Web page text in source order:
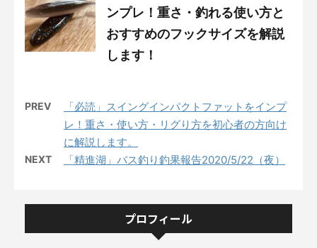
ンプレ！重さ・釣れる使い方と
おすすめのフックサイズを解説
します！
PREV
「必読」スイングインパクトファットをインプ
レ！重さ・使い方・リグり方を初心者の方向け
に解説します。
NEXT 「精進湖」バス釣り釣果報告2020/5/22（夜）
プロフィール